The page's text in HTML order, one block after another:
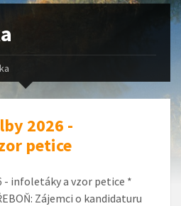
2026 -
petice
- infoletáky a vzor petice *
Zájemci o kandidaturu